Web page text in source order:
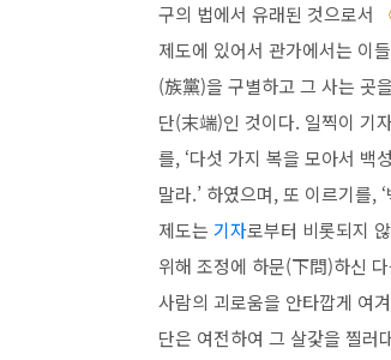
구의 법에서 유래된 것으로서
제도에 있어서 관가에서는 이
(族黨)을 구별하고 그 사는 곳
단(末端)인 것이다. 일찍이 기
를, ‘다섯 가지 복을 모아서 백
말라.’ 하였으며, 또 이르기를,
제도는 기자로부터 비롯되지
위해 조정에 하문(下問)하신
사람의 괴로움을 안타깝게 여
단은 여전하여 그 살갗을 찔러